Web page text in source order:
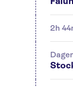
2h